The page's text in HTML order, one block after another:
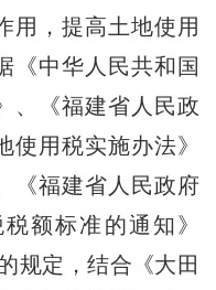
用，提高土地使用
《中华人民共和国
、《福建省人民政
使用税实施办法》
《福建省人民政府
额标准的通知》
规定，结合《大田